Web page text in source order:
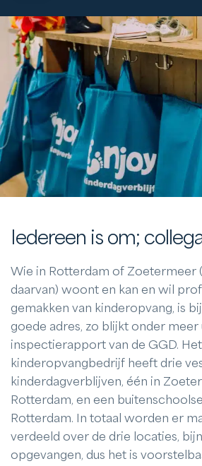
Iedereen is om;
Wie in Rotterdam of Zoetermeer
daarvan) woont en kan en wil
gemakken van kinderopvang, is
goede adres, zo blijkt onder meer
inspectierapport van de GGD. Het
kinderopvangbedrijf heeft drie
kinderdagverblijven, één in
Rotterdam, en een
Rotterdam. In totaal worden er
verdeeld over de drie locaties,
opgevangen, dus het is